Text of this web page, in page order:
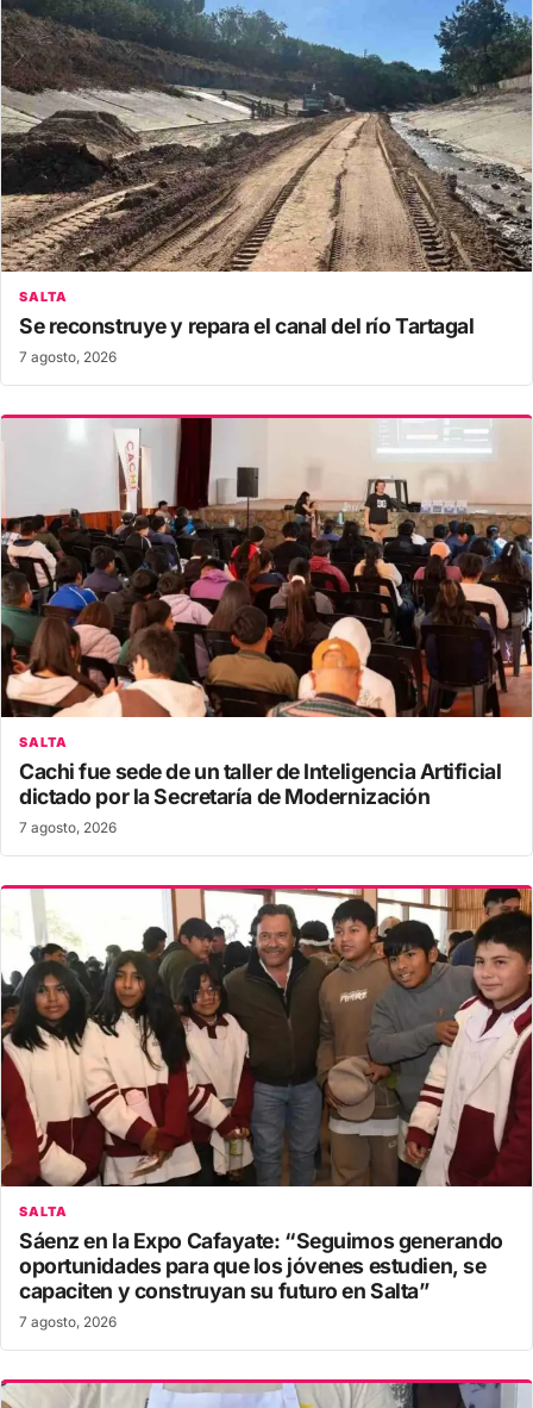
SALTA
Se reconstruye y repara el canal del río Tartagal
7 agosto, 2026
SALTA
Cachi fue sede de un taller de Inteligencia Artificial
dictado por la Secretaría de Modernización
7 agosto, 2026
SALTA
Sáenz en la Expo Cafayate: “Seguimos generando
oportunidades para que los jóvenes estudien, se
capaciten y construyan su futuro en Salta”
7 agosto, 2026